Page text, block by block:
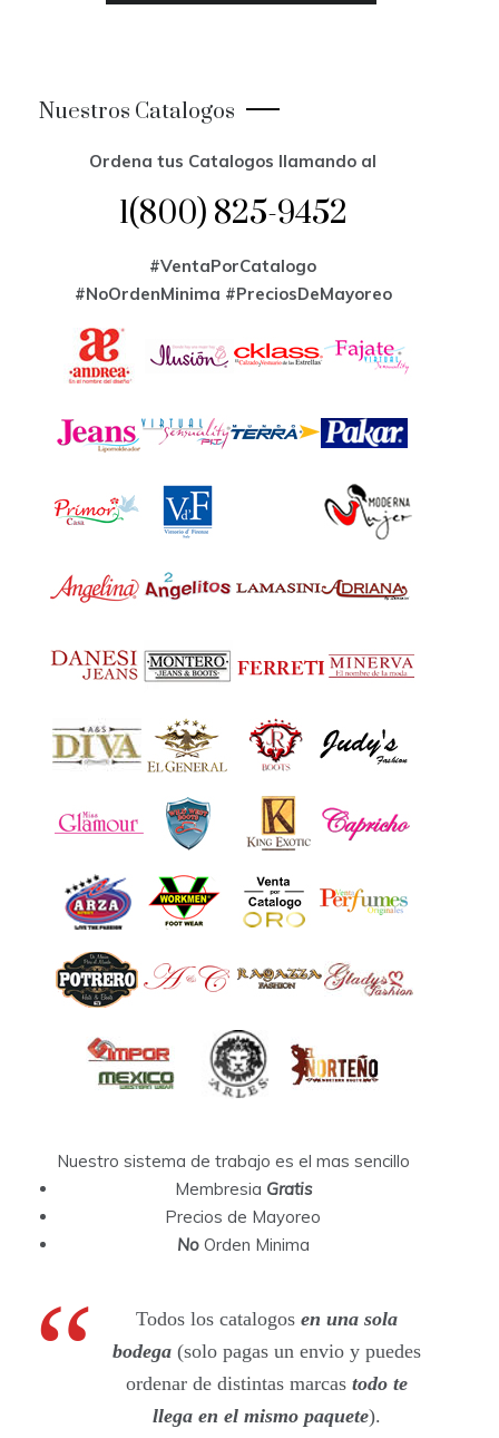
Nuestros Catalogos
Ordena tus Catalogos llamando al
1(800) 825-9452
#VentaPorCatalogo
#NoOrdenMinima #PreciosDeMayoreo
Nuestro sistema de trabajo es el mas sencillo
Membresia Gratis
Precios de Mayoreo
NoOrden Minima
Todos los catalogos en una sola
bodega (solo pagas un envio y puedes
ordenar de distintas marcastodo te
llega en el mismo paquete).